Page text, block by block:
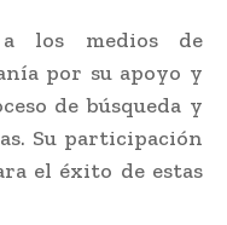
los medios de
por su apoyo y
de búsqueda y
Su participación
el éxito de estas